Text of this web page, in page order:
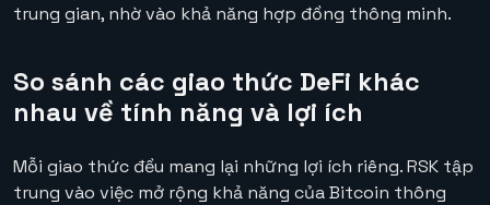
trung gian, nhờ vào khả năng hợp đồng thông minh.
So sánh các giao thức DeFi khác
nhau về tính năng và lợi ích
Mỗi giao thức đều mang lại những lợi ích riêng. RSK tập
trung vào việc mở rộng khả năng của Bitcoin thông